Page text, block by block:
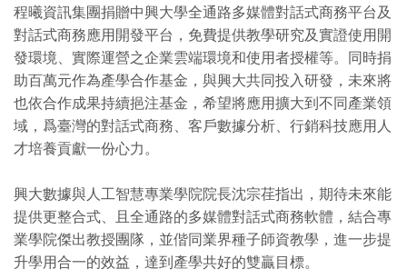
程曦資訊集團捐贈中興大學全通路多媒體對話式商務平台及
對話式商務應用開發平台，免費提供教學研究及實證使用開
發環境、實際運營之企業雲端環境和使用者授權等。同時捐
助百萬元作為產學合作基金，與興大共同投入研發，未來將
也依合作成果持續挹注基金，希望將應用擴大到不同產業領
域，爲臺灣的對話式商務、客戶數據分析、行銷科技應用人
才培養貢獻一份心力。
興大數據與人工智慧專業學院院長沈宗荏指出，期待未來能
提供更整合式、且全通路的多媒體對話式商務軟體，結合專
業學院傑出教授團隊，並偕同業界種子師資教學，進一步提
升學用合一的效益，達到產學共好的雙贏目標。